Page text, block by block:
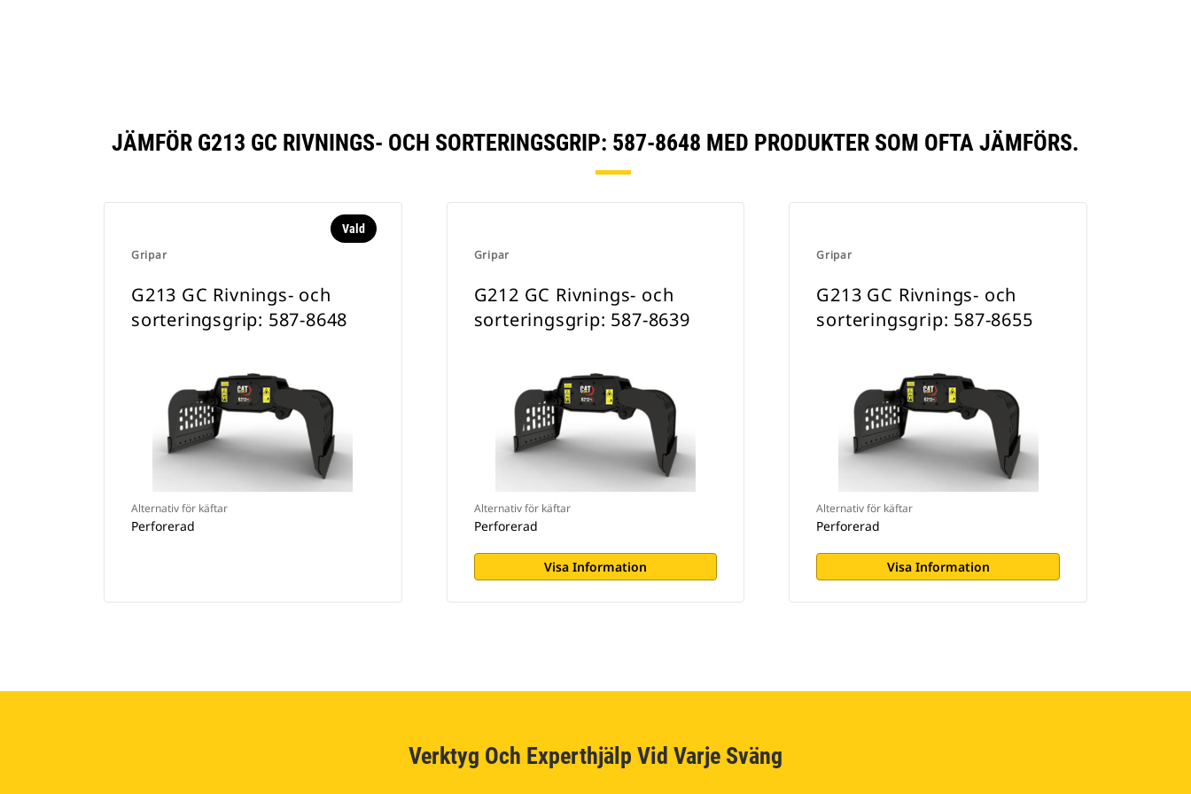
JÄMFÖR G213 GC RIVNINGS- OCH SORTERINGSGRIP: 587-8648 MED PRODUKTER SOM OFTA JÄMFÖRS.
Gripar
Vald
G213 GC Rivnings- och
sorteringsgrip: 587-8648
Alternativ för käftar
Perforerad
Gripar
G212 GC Rivnings- och
sorteringsgrip: 587-8639
Alternativ för käftar
Perforerad
Visa Information
Gripar
G213 GC Rivnings- och
sorteringsgrip: 587-8655
Alternativ för käftar
Perforerad
Visa Information
Verktyg Och Experthjälp Vid Varje Sväng